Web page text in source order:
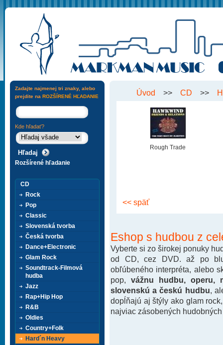
Úvod >> CD >>
Rough Trade
<< späť
Eshop s hudbou z
Vyberte si zo širokej ponuky
od CD, cez DVD. až po
obľúbeného interpréta, alebo
pop, vážnu hudbu, operu,
slovenskú a českú hudbu ,
dopĺňajú aj štýly ako glam
najviac zásobených
Zadajte najmenej tri znaky, alebo
prejdite na ROZŠÍRENÉ HĽADANIE
Kde hľadať?
Rozšírené hľadanie
CD
Rock
Pop
Classic
Slovenská tvorba
Česká tvorba
Dance+Electronic
Glam Rock
Soundtrack-Filmová
hudba
Jazz
Rap+Hip Hop
R&B
Oldies
Country+Folk
Hard´n Heavy